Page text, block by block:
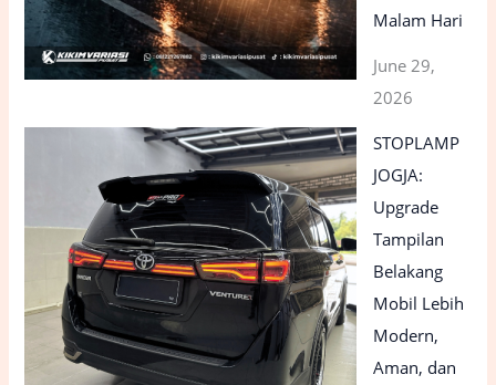
Malam Hari
June 29,
2026
STOPLAMP
JOGJA:
Upgrade
Tampilan
Belakang
Mobil Lebih
Modern,
Aman, dan